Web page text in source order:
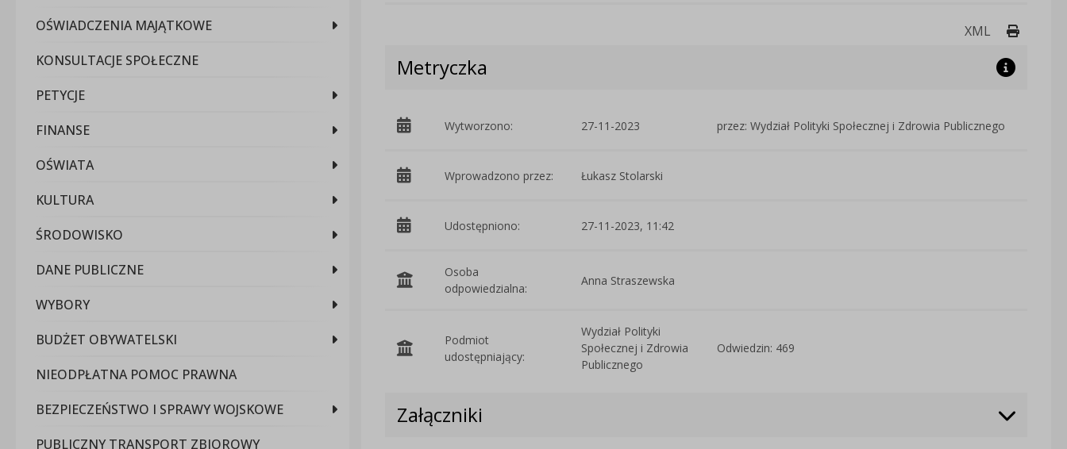
OŚWIADCZENIA MAJĄTKOWE
KONSULTACJE SPOŁECZNE
PETYCJE
FINANSE
OŚWIATA
KULTURA
ŚRODOWISKO
DANE PUBLICZNE
WYBORY
BUDŻET OBYWATELSKI
NIEODPŁATNA POMOC PRAWNA
BEZPIECZEŃSTWO I SPRAWY WOJSKOWE
PUBLICZNY TRANSPORT ZBIOROWY
XML Drukuj
Metryczka
Wytworzono: 27-11-2023 przez: Wydział Polityki Społecznej i Zdrowia Publicznego
Wprowadzono przez: Łukasz Stolarski
Udostępniono: 27-11-2023, 11:42
Osoba
odpowiedzialna:
Anna Straszewska
Podmiot
udostępniający:
Wydział Polityki
Społecznej i Zdrowia
Publicznego
Odwiedzin: 469
Załączniki